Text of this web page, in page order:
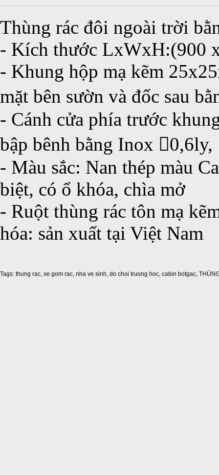
Thùng rác đôi ngoài trời
- Kích thước LxWxH:(900
- Khung hộp mạ kẽm
mặt bên sườn và đốc sau
- Cánh cửa phía trước
bập bênh bằng Inox 0,6ly,
- Màu sắc: Nan thép màu
biệt, có ổ khóa, chìa mở
- Ruột thùng rác tôn mạ
hóa: sản xuất tại Việt Nam
Tags: thung rac, xe gom rac, nha ve sinh, do choi truong hoc, cabin botgac,